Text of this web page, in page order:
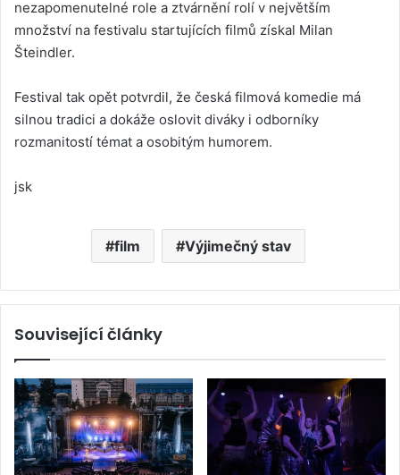
nezapomenutelné role a ztvárnění rolí v největším
množství na festivalu startujících filmů získal Milan
Šteindler.
Festival tak opět potvrdil, že česká filmová komedie má
silnou tradici a dokáže oslovit diváky i odborníky
rozmanitostí témat a osobitým humorem.
jsk
film Výjimečný stav
Související články